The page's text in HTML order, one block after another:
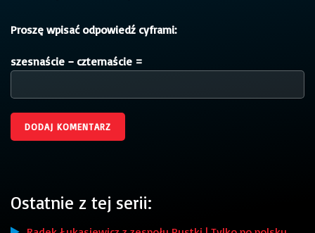
Proszę wpisać odpowiedź cyframi:
szesnaście − czternaście =
Ostatnie z tej serii: